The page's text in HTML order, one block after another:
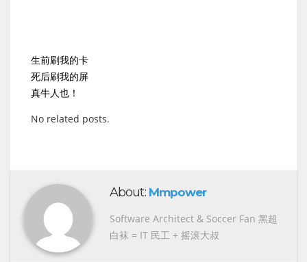
生前刷我的卡
死后刷我的屏
真牛人也！
No related posts.
About: Mmpower
Software Architect & Soccer Fan 黑超
白袜 = IT 民工 + 摇滚大叔